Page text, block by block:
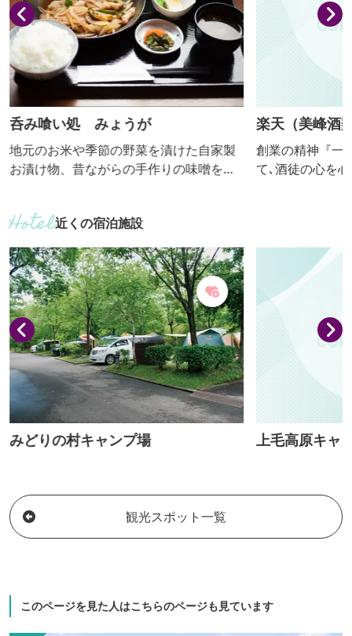
は、ジュエリーやテディベアコレクショ
ンの展示室、サンタミュージ...
呑み喰い処 みょうが
地元のお米や季節の野菜を漬けた自家製
お漬け物、昔ながらの手作りの味噌を
や宴会でご利用いただけます。 自家製う
どんやリーズナブルな気変わり定食もお
すすめです。 ◯定休日：木曜日
楽天（美峰酒
創業の精神『一
て､酒徒の心を
水と風と人情で
を続けていま
変わり種も。
近くの宿泊施設
みどりの村キャンプ場 上毛高原キャ
観光スポット一覧
このページを見た人はこちらのページも見ています